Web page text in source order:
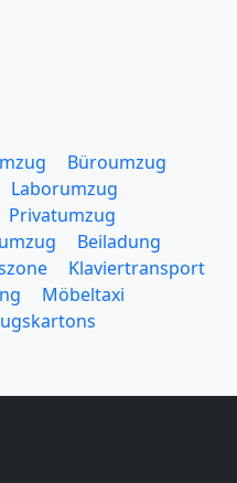
Büroumzug
Laborumzug
Privatumzug
Beiladung
Klaviertransport
Möbeltaxi